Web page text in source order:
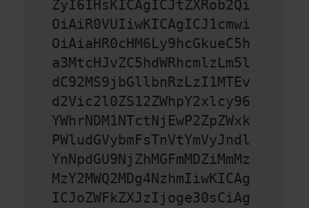
ZyI6IHsKICAgICJtZXRob2Qi
OiAiR0VUIiwKICAgICJ1cmwi
OiAiaHR0cHM6Ly9hcGkueC5h
a3MtcHJvZC5hdWRhcmlzLm5l
dC92MS9jbGllbnRzLzI1MTEv
d2Vic2l0ZS12ZWhpY2xlcy96
YWhrNDM1NTctNjEwP2ZpZWxk
PWludGVybmFsTnVtYmVyJndl
YnNpdGU9NjZhMGFmMDZiMmMz
MzY2MWQ2MDg4NzhmIiwKICAg
ICJoZWFkZXJzIjoge30sCiAg